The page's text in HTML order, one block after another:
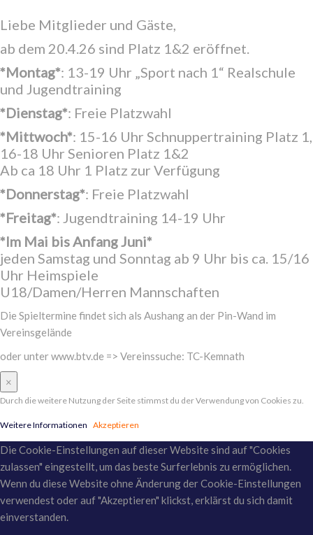
Liebe Mitglieder und Gäste,
ab dem 20.4.26 sind Platz 1&2 eröffnet.
*Montag*: 13-19 Uhr „Sport nach 1“ Realschule
und Jugendtraining
*Dienstag*: Freie Platzwahl
*Mittwoch*: 15-16 Uhr Schnuppertraining Platz 1,
16-18 Uhr Senioren Platz 1&2
Ab ca 18 Uhr 1 Platz zur Verfügung
*Donnerstag*: Freie Platzwahl
*Freitag*: Jugendtraining 14-19 Uhr
*Im Mai bis Anfang Juni*
jeden Samstag und Sonntag ab 9 Uhr bis ca. 15/16
Uhr Heimspiele
U18/Damen/Herren Mannschaften
Die Spieltermine findet sich als Aushang an der Pin-Wand im
Vereinsgelände
oder unter www.btv.de => Vereinssuche: TC-Kemnath
×
Durch die weitere Nutzung der Seite stimmst du der Verwendung von Cookies zu.
Weitere Informationen Akzeptieren
Die Cookie-Einstellungen auf dieser Website sind auf "Cookies
zulassen" eingestellt, um das beste Surferlebnis zu ermöglichen.
Wenn du diese Website ohne Änderung der Cookie-Einstellungen
verwendest oder auf "Akzeptieren" klickst, erklärst du sich damit
einverstanden.